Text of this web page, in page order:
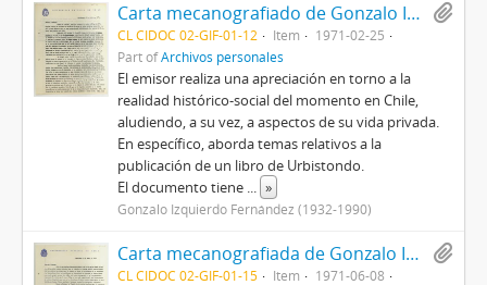
Carta mecanografiado de Gonzalo Izquierdo a Vicente Urbistondo con motivo de entregar un análisis de la situación social, histórica y política en Chile
CL CIDOC 02-GIF-01-12 Item
1971-02-25
Part ofArchivos personales
El emisor realiza una apreciación en torno a la
realidad histórico-social del momento en Chile,
aludiendo, a su vez, a aspectos de su vida privada.
En específico, aborda temas relativos a la
publicación de un libro de Urbistondo.
El documento tiene ... »
Gonzalo Izquierdo Fernández (1932-1990)
Carta mecanografiada de Gonzalo Izquierdo a Vicente Urbistondo con motivo de entregar un análisis de la situación social, histórica y política en Chile
CL CIDOC 02-GIF-01-15 Item 1971-06-08